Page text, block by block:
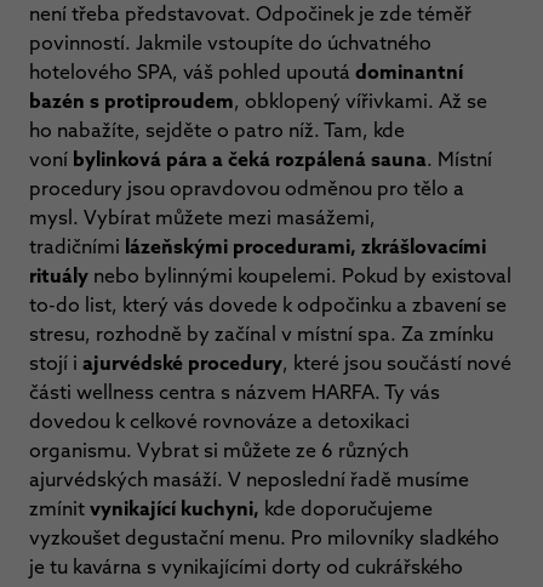
není třeba představovat. Odpočinek je zde téměř
povinností. Jakmile vstoupíte do úchvatného
hotelového SPA, váš pohled upoutá dominantní
bazén s protiproudem, obklopený vířivkami. Až se
ho nabažíte, sejděte o patro níž. Tam, kde
voní bylinková pára a čeká rozpálená sauna. Místní
procedury jsou opravdovou odměnou pro tělo a
mysl. Vybírat můžete mezi masážemi,
tradičními lázeňskými procedurami, zkrášlovacími
rituály nebo bylinnými koupelemi. Pokud by existoval
to-do list, který vás dovede k odpočinku a zbavení se
stresu, rozhodně by začínal v místní spa. Za zmínku
stojí i ajurvédské procedury, které jsou součástí nové
části wellness centra s názvem HARFA. Ty vás
dovedou k celkové rovnováze a detoxikaci
organismu. Vybrat si můžete ze 6 různých
ajurvédských masáží. V neposlední řadě musíme
zmínitvynikající kuchyni, kde doporučujeme
vyzkoušet degustační menu. Pro milovníky sladkého
je tu kavárna s vynikajícími dorty od cukrářského